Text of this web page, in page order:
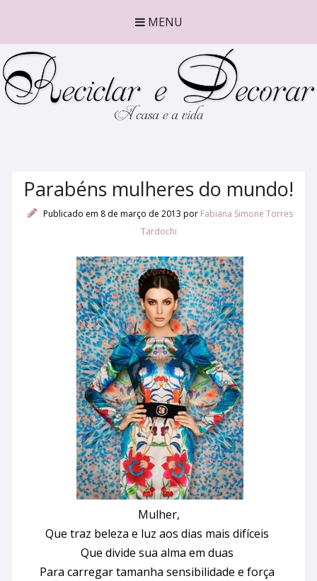
MENU
Parabéns mulheres do mundo!
Publicado em 8 de março de 2013 por Fabiana Simone Torres
Tardochi
Mulher,
Que traz beleza e luz aos dias mais difíceis
Que divide sua alma em duas
Para carregar tamanha sensibilidade e força